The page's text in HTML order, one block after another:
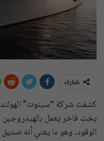
شارك
كشفت شركة “سينوت”
يخت فاخر يعمل بالهيدروجين
الوقود، وهو ما يعني أنه